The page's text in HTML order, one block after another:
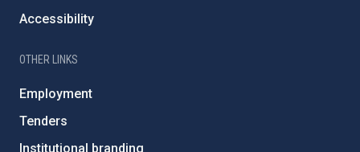
Accessibility
OTHER LINKS
Employment
Tenders
Institutional branding